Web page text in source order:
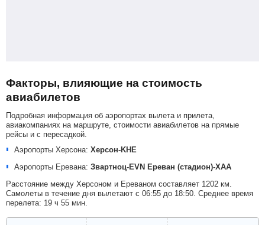
Факторы, влияющие на стоимость
авиабилетов
Подробная информация об аэропортах вылета и прилета,
авиакомпаниях на маршруте, стоимости авиабилетов на прямые
рейсы и с пересадкой.
Аэропорты Херсона: Херсон-KHE
Аэропорты Еревана: Звартноц-EVN Ереван (стадион)-XAA
Расстояние между Херсоном и Ереваном составляет 1202 км.
Самолеты в течение дня вылетают с 06:55 до 18:50. Среднее время
перелета: 19 ч 55 мин.